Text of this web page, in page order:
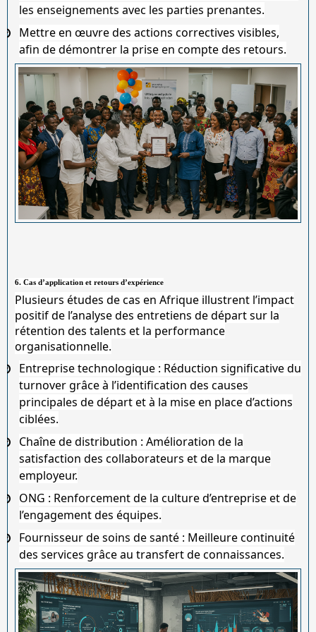
les enseignements avec les parties prenantes.
Mettre en œuvre des actions correctives visibles,
afin de démontrer la prise en compte des retours.
6. Cas d’application et retours d’expérience
Plusieurs études de cas en Afrique illustrent l’impact
positif de l’analyse des entretiens de départ sur la
rétention des talents et la performance
organisationnelle.
Entreprise technologique : Réduction significative du
turnover grâce à l’identification des causes
principales de départ et à la mise en place d’actions
ciblées.
Chaîne de distribution : Amélioration de la
satisfaction des collaborateurs et de la marque
employeur.
ONG : Renforcement de la culture d’entreprise et de
l’engagement des équipes.
Fournisseur de soins de santé : Meilleure continuité
des services grâce au transfert de connaissances.